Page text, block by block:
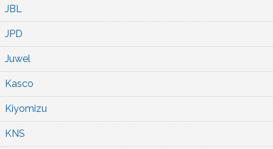
JBL
JPD
Juwel
Kasco
Kiyomizu
KNS